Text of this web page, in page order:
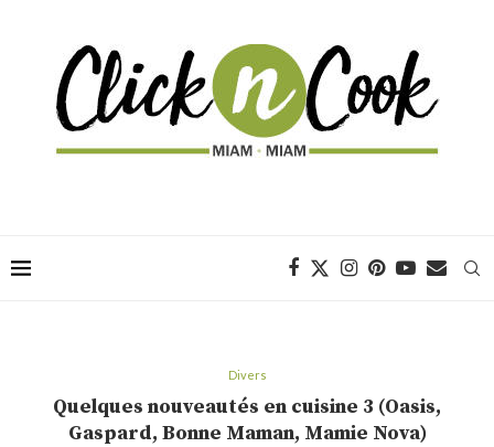
Divers
Quelques nouveautés en cuisine 3 (Oasis,
Gaspard, Bonne Maman, Mamie Nova)